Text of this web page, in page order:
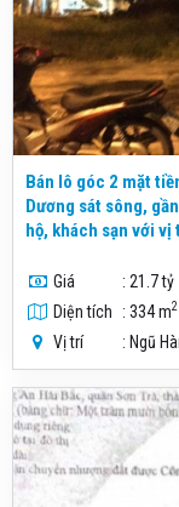
Bán lô góc 2 mặt
Dương sát sông,
hộ, khách sạn với
Giá
: 21.7 tỷ
Diện tích
: 334 m2
Vị trí : Ngũ